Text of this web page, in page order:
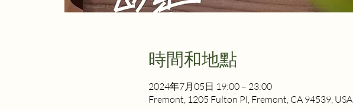
時間和地點
2024年7月05日 19:00 – 23:00
Fremont, 1205 Fulton Pl, Fremont, CA 94539, USA